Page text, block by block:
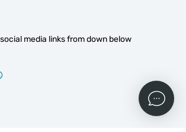
media links from down below